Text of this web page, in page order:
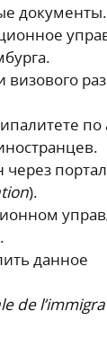
документы.
визового
по
портал
).
данное
de